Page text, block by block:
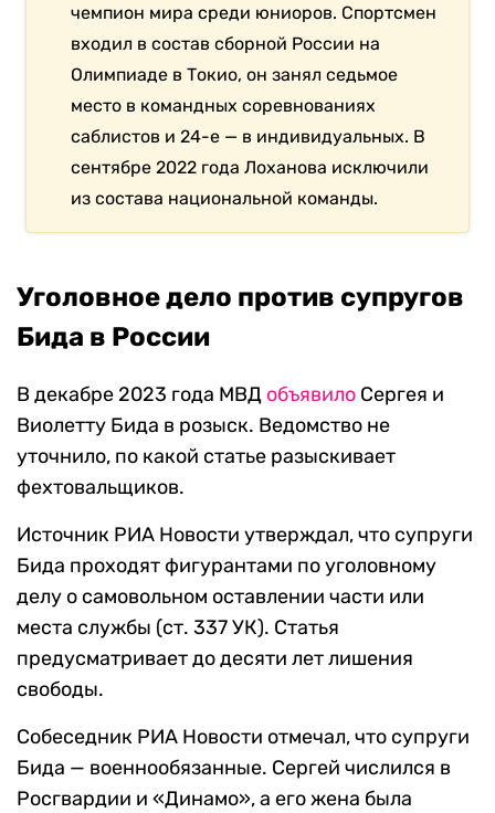
чемпион мира среди юниоров. Спортсмен
входил в состав сборной России на
Олимпиаде в Токио, он занял седьмое
место в командных соревнованиях
саблистов и 24-е — в индивидуальных. В
сентябре 2022 года Лоханова исключили
из состава национальной команды.
Уголовное дело против супругов
Бида в России
В декабре 2023 года МВД объявило Сергея и
Виолетту Бида в розыск. Ведомство не
уточнило, по какой статье разыскивает
фехтовальщиков.
Источник РИА Новости утверждал, что супруги
Бида проходят фигурантами по уголовному
делу о самовольном оставлении части или
места службы (ст. 337 УК). Статья
предусматривает до десяти лет лишения
свободы.
Собеседник РИА Новости отмечал, что супруги
Бида — военнообязанные. Сергей числился в
Росгвардии и «Динамо», а его жена была